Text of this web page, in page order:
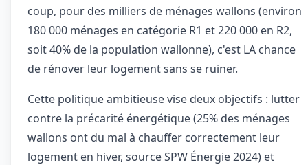
coup, pour des milliers de ménages wallons (environ
180 000 ménages en catégorie R1 et 220 000 en R2,
soit 40% de la population wallonne), c'est LA chance
de rénover leur logement sans se ruiner.
Cette politique ambitieuse vise deux objectifs : lutter
contre la précarité énergétique (25% des ménages
wallons ont du mal à chauffer correctement leur
logement en hiver, source SPW Énergie 2024) et